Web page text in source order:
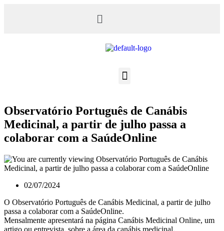
Observatório Português de Canábis
Medicinal, a partir de julho passa a
colaborar com a SaúdeOnline
02/07/2024
O Observatório Português de Canábis Medicinal, a partir de julho
passa a colaborar com a SaúdeOnline.
Mensalmente apresentará na página Canábis Medicinal Online, um